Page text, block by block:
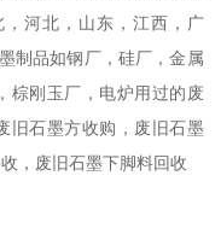
河北，山东，江西，广
制品如钢厂，硅厂，金属
棕刚玉厂，电炉用过的废
旧石墨方收购，废旧石墨
，废旧石墨下脚料回收